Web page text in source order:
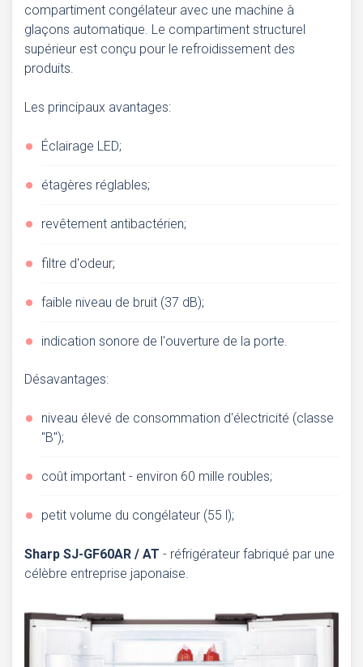
compartiment congélateur avec une machine à
glaçons automatique. Le compartiment structurel
supérieur est conçu pour le refroidissement des
produits.
Les principaux avantages:
Éclairage LED;
étagères réglables;
revêtement antibactérien;
filtre d'odeur;
faible niveau de bruit (37 dB);
indication sonore de l'ouverture de la porte.
Désavantages:
niveau élevé de consommation d'électricité (classe
"B");
coût important - environ 60 mille roubles;
petit volume du congélateur (55 l);
Sharp SJ-GF60AR / AT - réfrigérateur fabriqué par une
célèbre entreprise japonaise.